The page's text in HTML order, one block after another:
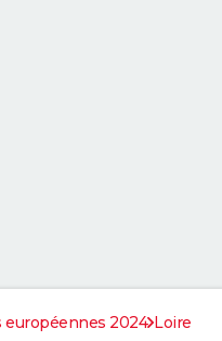
européennes 2024 Loire